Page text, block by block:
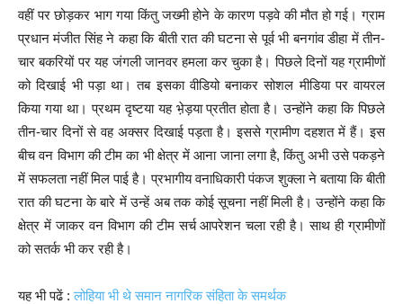
वहीं पर छोड़कर भाग गया किंतु जख्मी होने के कारण पड़वे की मौत हो गई। ग्राम
प्रधान मंजीत सिंह ने कहा कि बीती रात की घटना से पूर्व भी बनगांव डीहा में तीन-
चार बकरियों पर यह जंगली जानवर हमला कर चुका है। पिछले दिनों यह ग्रामीणों
को दिखाई भी पड़ा था। तब इसका वीडियो बनाकर सोशल मीडिया पर वायरल
किया गया था। प्रथम दृष्टया यह भे़ड़या प्रतीत होता है। उन्होंने कहा कि पिछले
तीन-चार दिनों से वह अक्सर दिखाई पड़ता है। इससे ग्रामीण दहशत में हैं। इस
बीच वन विभाग की टीम का भी क्षेत्र में आना जाना लगा है, किंतु अभी उसे पकड़ने
में सफलता नहीं मिल पाई है। प्रभागीय वनाधिकारी पंकज शुक्ला ने बताया कि बीती
रात की घटना के बारे में उन्हें अब तक कोई सूचना नहीं मिली है। उन्होंने कहा कि
क्षेत्र में जाकर वन विभाग की टीम सर्च आपरेशन चला रही है। साथ ही ग्रामीणों
को सतर्क भी कर रही है।
यह भी पढें :लोहिया भी थे समान नागरिक संहिता के समर्थक